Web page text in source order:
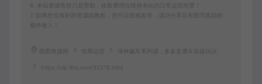
6. 本站资源售价只是赞助，收取费用仅维持本站的日常运营所需！
7. 如果您也有好的资源或教程，您可以投稿发布，成功分享后有图币奖励和
额外收入！
图图资源网 海神飙车系列课，多多直通车实操玩法
https://vip.f6sj.com/32275.html